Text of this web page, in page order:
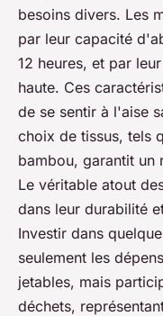
besoins divers. Les
par leur capacité
12 heures, et par
haute. Ces
de se sentir à l'aise
choix de tissus, tels
bambou, garantit un
Le véritable atout
dans leur durabilité
Investir dans
seulement les
jetables, mais
déchets,